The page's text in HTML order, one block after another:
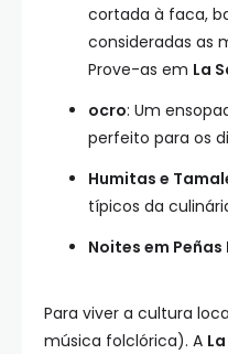
cortada à faca,
consideradas as
Prove-as em La
ocro: Um
perfeito para os
Humitas e
típicos da
Noites em
Para viver a cultura
música folclórica). A